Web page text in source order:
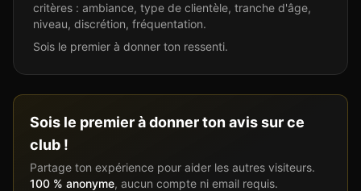
critères : ambiance, type de clientèle, tranche d'âge,
niveau, discrétion, fréquentation.
Sois le premier à donner ton ressenti.
Sois le premier à donner ton avis sur ce
club !
Partage ton expérience pour aider les autres visiteurs.
100 % anonyme, aucun compte ni email requis.